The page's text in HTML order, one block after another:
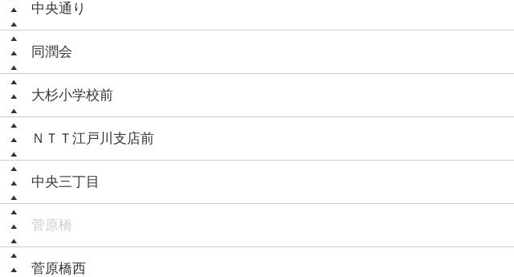
中央通り
同潤会
大杉小学校前
ＮＴＴ江戸川支店前
中央三丁目
菅原橋
菅原橋西